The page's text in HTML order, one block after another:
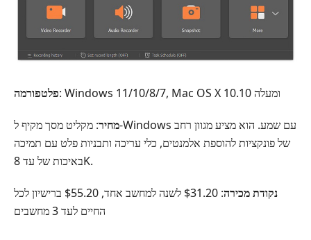
פלטפורמה : Windows 11/10/8/7, ‏Mac OS X 10.10 ומעלה
מחיר: מקליט מסך מקיף ל-Windows עם שמע. הוא מציע מגוון רחב
של פונקציות להוספת אלמנטים, כלי עריכה ותבניות פלט עם תמיכה
באיכות של עד 8K.
נקודת מכירה
: $31.2‬0 לשנה למחשב אחד, $55.2‬0 ברישיון לכל
החיים לעד 3 מחשבים